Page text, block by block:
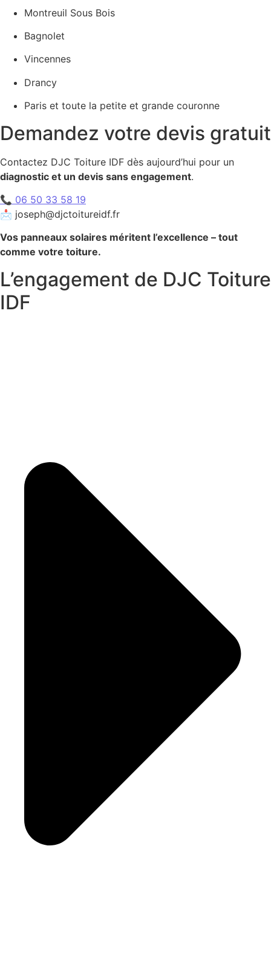
Montreuil Sous Bois
Bagnolet
Vincennes
Drancy
Paris et toute la petite et grande couronne
Demandez votre devis gratuit
Contactez DJC Toiture IDF dès aujourd’hui pour un
diagnostic et un devis sans engagement.
📞 06 50 33 58 19
📩 joseph@djctoitureidf.fr
Vos panneaux solaires méritent l’excellence – tout
comme votre toiture.
L’engagement de DJC Toiture
IDF